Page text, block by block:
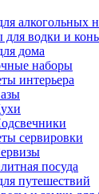
алкогольных
водки и
дома
наборы
интерьера
сервировки
посуда
путешествий